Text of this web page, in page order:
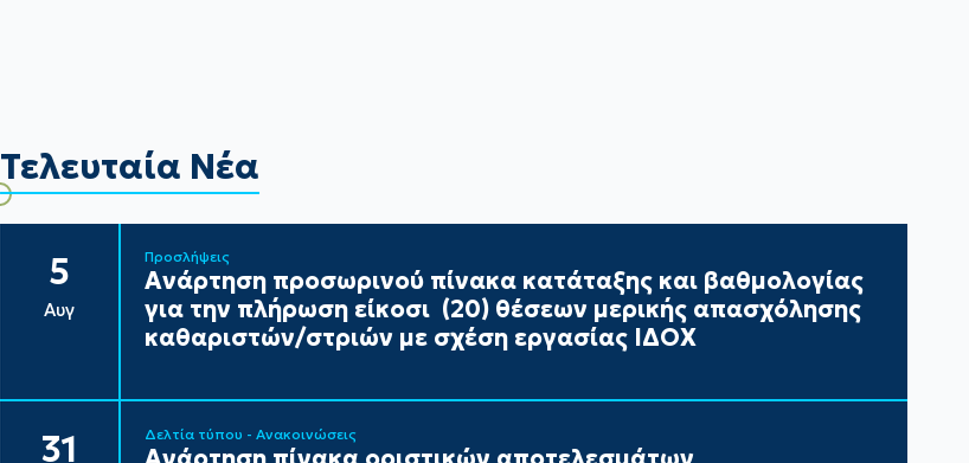
Τελευταία Νέα
5
Αυγ
Προσλήψεις
Ανάρτηση προσωρινού πίνακα κατάταξης και βαθμολογίας
για την πλήρωση είκοσι (20) θέσεων μερικής απασχόλησης
καθαριστών/στριών με σχέση εργασίας ΙΔΟΧ
31 Δελτία τύπου - Ανακοινώσεις